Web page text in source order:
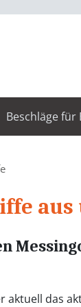
Beschläge für
aus
aktuell das